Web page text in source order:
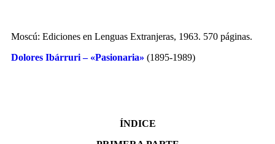
Moscú: Ediciones en Lenguas Extranjeras, 1963. 570 páginas.
Dolores Ibárruri – «Pasionaria» (1895-1989)
ÍNDICE